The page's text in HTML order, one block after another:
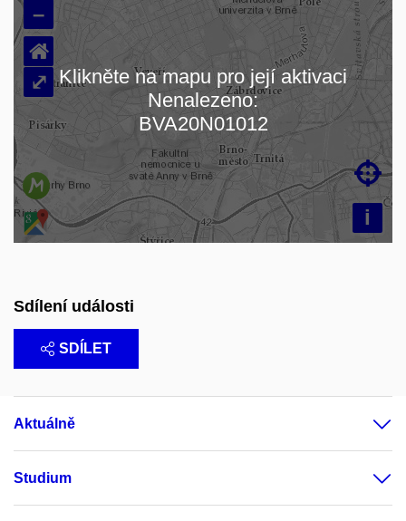
Načítám mapu…
–
i

⌂
⤢ Klikněte na mapu pro její aktivaci
Nenalezeno:
BVA20N01012
Sdílení události
SDÍLET
Aktuálně
Studium